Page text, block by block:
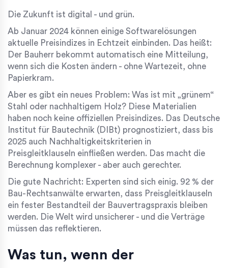
Die Zukunft ist digital - und grün.
Ab Januar 2024 können einige Softwarelösungen
aktuelle Preisindizes in Echtzeit einbinden. Das heißt:
Der Bauherr bekommt automatisch eine Mitteilung,
wenn sich die Kosten ändern - ohne Wartezeit, ohne
Papierkram.
Aber es gibt ein neues Problem: Was ist mit „grünem“
Stahl oder nachhaltigem Holz? Diese Materialien
haben noch keine offiziellen Preisindizes. Das Deutsche
Institut für Bautechnik (DIBt) prognostiziert, dass bis
2025 auch Nachhaltigkeitskriterien in
Preisgleitklauseln einfließen werden. Das macht die
Berechnung komplexer - aber auch gerechter.
Die gute Nachricht: Experten sind sich einig. 92 % der
Bau-Rechtsanwälte erwarten, dass Preisgleitklauseln
ein fester Bestandteil der Bauvertragspraxis bleiben
werden. Die Welt wird unsicherer - und die Verträge
müssen das reflektieren.
Was tun, wenn der